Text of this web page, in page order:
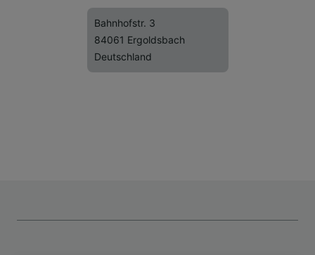
Bahnhofstr. 3
84061 Ergoldsbach
Deutschland